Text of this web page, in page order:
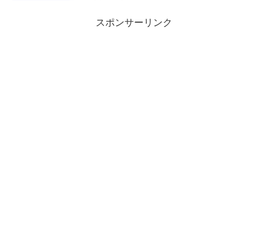
スポンサーリンク